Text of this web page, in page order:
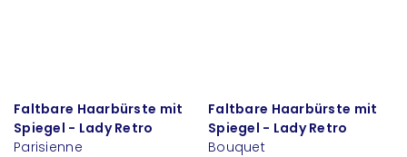
Faltbare Haarbürste mit
Spiegel - Lady Retro
Parisienne
Faltbare Haarbürste mit
Spiegel - Lady Retro
Bouquet